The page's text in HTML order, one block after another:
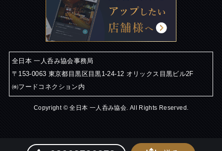
全日本 一人呑み協会事務局
〒153-0063 東京都目黒区目黒1-24-12 オリックス目黒ビル2F
㈱フードコネクション内
Copyright © 全日本 一人呑み協会. All Rights Reserved.